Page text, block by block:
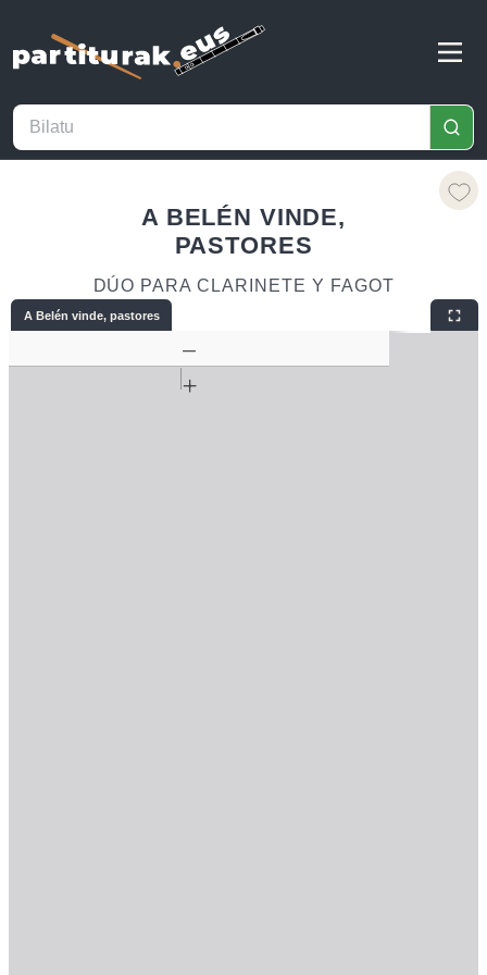
A BELÉN VINDE,
PASTORES
DÚO PARA CLARINETE Y FAGOT
A Belén vinde, pastores